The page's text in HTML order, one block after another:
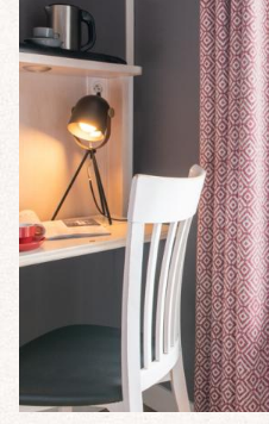
VÉRIFIER LA